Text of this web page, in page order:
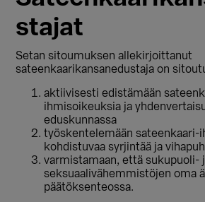
stajat
Setan sitoumuksen allekirjoittanut
sateenkaarikansanedustaja on
aktiivisesti edistämään
ihmisoikeuksia ja
eduskunnassa
työskentelemään sateenkaari-
kohdistuvaa syrjintää ja
varmistamaan, että sukupuoli-
seksuaalivähemmistöjen oma
päätöksenteossa.